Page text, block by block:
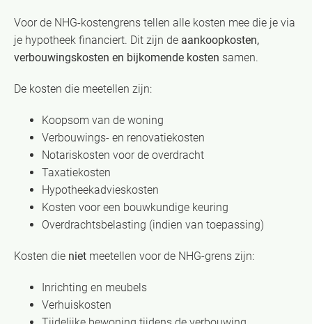
Voor de NHG-kostengrens tellen alle kosten mee die je via
je hypotheek financiert. Dit zijn de aankoopkosten,
verbouwingskosten en bijkomende kosten samen.
De kosten die meetellen zijn:
Koopsom van de woning
Verbouwings- en renovatiekosten
Notariskosten voor de overdracht
Taxatiekosten
Hypotheekadvieskosten
Kosten voor een bouwkundige keuring
Overdrachtsbelasting (indien van toepassing)
Kosten die niet meetellen voor de NHG-grens zijn:
Inrichting en meubels
Verhuiskosten